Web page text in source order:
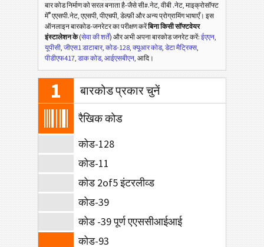
बार कोड निर्माण को सरल बनाता है-जैसे सी#.नेट, वीबी .नेट, माइक्रोसॉफ्ट
में®एएसपी.नेट, एएसपी, पीएचपी, डेल्फ़ी और अन्य प्रोग्रामिंग भाषाएँ। इस
ऑनलाइन बारकोड-जनरेटर का परीक्षण करेंबिना किसी सॉफ्टवेयर
इंस्टालेशन के(सेवा की शर्तें) और अभी अपना बारकोड जनरेट करें: ईएएन,
यूपीसी, जीएस1 डाटाबार, कोड-128, क्यूआर कोड, डेटा मैट्रिक्स,
पीडीएफ417, डाक कोड, आईएसबीएन, आदि।
1 बारकोड प्रकार चुनें
रैखिक कोड
कोड-128
कोड-11
कोड 2of5 इंटरलीव्ड
कोड-39
कोड -39 पूर्ण एएससीआईआई
कोड-93